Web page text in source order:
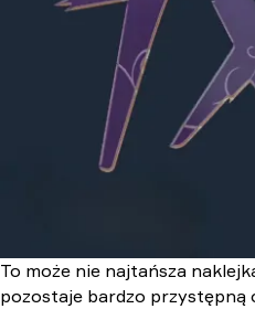
To może nie najtańsza
pozostaje bardzo przystępną